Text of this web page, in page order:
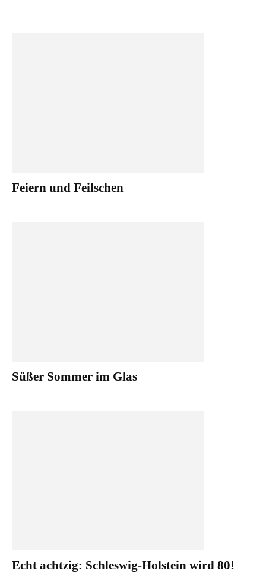
Feiern und Feilschen
Süßer Sommer im Glas
Echt achtzig: Schleswig-Holstein wird 80!